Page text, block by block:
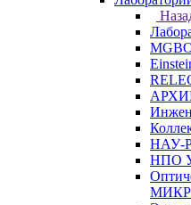
НАУ-
НПО